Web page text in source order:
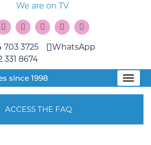
We are on TV
703 3725
331 8674
WhatsApp
since 1998
ACCESS THE FAQ